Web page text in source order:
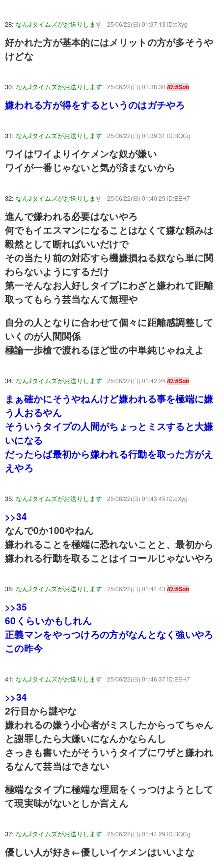
28: なんJタイムズがお送りします 25/06/22(日) 01:37:13 ID:oXyg
好かれた方が基本的にはメリットの方が多そうや
けどな
30: なんJタイムズがお送りします 25/06/22(日) 01:38:30 ID:5Sob
嫌われる方が得をするというのはガチやろ
31: なんJタイムズがお送りします 25/06/22(日) 01:39:31 ID:BQCg
ワイはワイよりイケメンな奴が嫌い
ワイが一番じゃないと気が済まないから
32: なんJタイムズがお送りします 25/06/22(日) 01:40:29 ID:EEH7
進んで嫌われる必要はないやろ
何でもイエスマンになることはなくて嫌な頼みは
毅然として断ればいいだけで
その当たり前の対応すら機嫌損ねる奴なら単に関
わらないようにするだけ
第一そんなお人好しタイプにわざと嫌われて距離
取ってもらう芸当なんて無理や
自分の人となりに合わせて個々に距離感調整して
いくのが人間関係
極論一歩槍で渡れるほど世の中単純じゃねえよ
34: なんJタイムズがお送りします 25/06/22(日) 01:42:24ID:5Sob
まぁ確かにそうやねんけど嫌われる事を極端に嫌
う人おるやん
そういうタイプの人間がちょっとミスすると大嫌
いになる
だったらば最初から嫌われる行動を取った方がえ
えやろ
35: なんJタイムズがお送りします 25/06/22(日) 01:43:45 ID:oXyg
>>34
なんで0か100やねん
嫌われることを極端に恐れないことと、最初から
嫌われる行動を取ることはイコールじゃないやろ
38: なんJタイムズがお送りします 25/06/22(日) 01:44:43 ID:5Sob
>>35
60くらいかもしれん
正義マンをやっつけろの方がなんとなく強いやろ
この昨今
41: なんJタイムズがお送りします 25/06/22(日) 01:46:37 ID:EEH7
>>34
2行目から謎やな
嫌われるの嫌う小心者がミスしたからってちゃん
と謝罪したら大嫌いになんかならんし
さっきも書いたがそういうタイプにワザと嫌われ
るなんて芸当はできない
極端なタイプに極端な理屈をくっつけようとして
て現実味がないとしか言えん
37: なんJタイムズがお送りします 25/06/22(日) 01:44:29 ID:BQCg
優しい人が好き←優しいイケメンはいいよな